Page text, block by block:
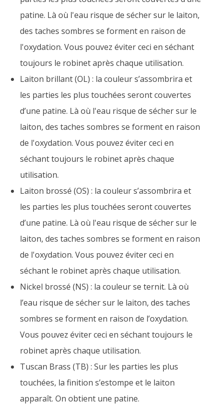
patine. Là où l'eau risque de sécher sur le laiton,
des taches sombres se forment en raison de
l'oxydation. Vous pouvez éviter ceci en séchant
toujours le robinet après chaque utilisation.
Laiton brillant (OL) : la couleur s’assombrira et
les parties les plus touchées seront couvertes
d’une patine. Là où l'eau risque de sécher sur le
laiton, des taches sombres se forment en raison
de l'oxydation. Vous pouvez éviter ceci en
séchant toujours le robinet après chaque
utilisation.
Laiton brossé (OS) : la couleur s’assombrira et
les parties les plus touchées seront couvertes
d’une patine. Là où l'eau risque de sécher sur le
laiton, des taches sombres se forment en raison
de l'oxydation. Vous pouvez éviter ceci en
séchant le robinet après chaque utilisation.
Nickel brossé (NS) : la couleur se ternit. Là où
l’eau risque de sécher sur le laiton, des taches
sombres se forment en raison de l’oxydation.
Vous pouvez éviter ceci en séchant toujours le
robinet après chaque utilisation.
Tuscan Brass (TB) : Sur les parties les plus
touchées, la finition s’estompe et le laiton
apparaît. On obtient une patine.